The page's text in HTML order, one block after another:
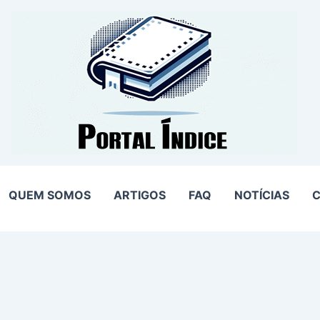
QUEM SOMOS ARTIGOS FAQ NOTÍCIAS